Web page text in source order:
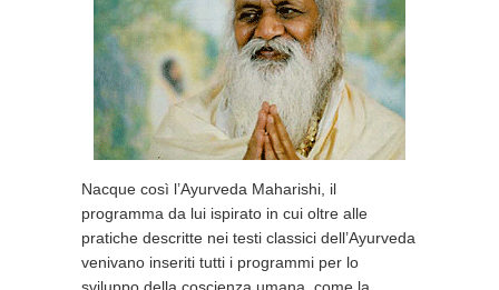
Nacque così l’Ayurveda Maharishi, il
programma da lui ispirato in cui oltre alle
pratiche descritte nei testi classici dell’Ayurveda
venivano inseriti tutti i programmi per lo